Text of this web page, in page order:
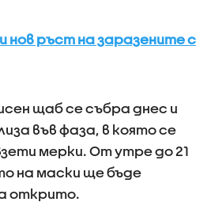
нов ръст на заразените с
щаб се събра днес и
във фаза, в която се
мерки. От утре до 21
на маски ще бъде
открито.